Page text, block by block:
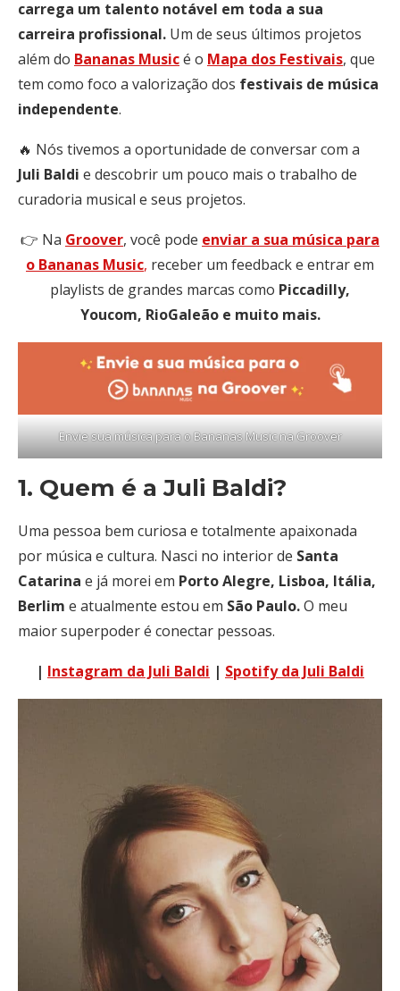
carrega um talento notável em toda a sua
carreira profissional. Um de seus últimos projetos
além do Bananas Musicé o Mapa dos Festivais, que
tem como foco a valorização dos festivais de música
independente.
🔥 Nós tivemos a oportunidade de conversar com a
Juli Baldi e descobrir um pouco mais o trabalho de
curadoria musical e seus projetos.
👉 Na Groover, você pode enviar a sua música para
o Bananas Music, receber um feedback e entrar em
playlists de grandes marcas como Piccadilly,
Youcom, RioGaleão e muito mais.
Envie sua música para o Bananas Music na Groover
1. Quem é a Juli Baldi?
Uma pessoa bem curiosa e totalmente apaixonada
por música e cultura. Nasci no interior de Santa
Catarina e já morei em Porto Alegre, Lisboa, Itália,
Berlim e atualmente estou em São Paulo.O meu
maior superpoder é conectar pessoas.
| Instagram da Juli Baldi | Spotify da Juli Baldi